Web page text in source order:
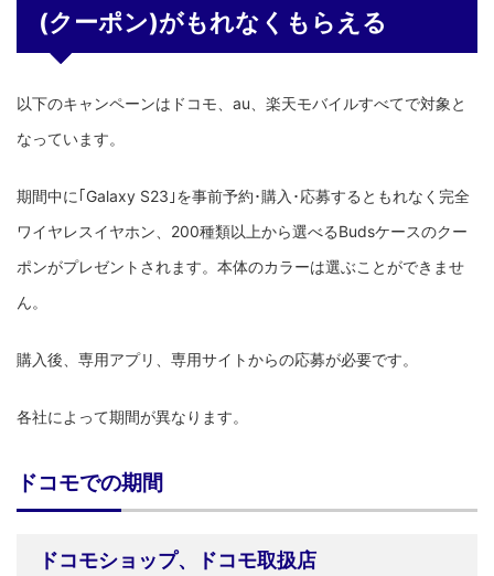
(クーポン)がもれなくもらえる
以下のキャンペーンはドコモ、au、楽天モバイルすべてで対象と
なっています。
期間中に｢Galaxy S23｣を事前予約･購入･応募するともれなく完全
ワイヤレスイヤホン、200種類以上から選べるBudsケースのクー
ポンがプレゼントされます。本体のカラーは選ぶことができませ
ん。
購入後、専用アプリ、専用サイトからの応募が必要です。
各社によって期間が異なります。
ドコモでの期間
ドコモショップ、ドコモ取扱店